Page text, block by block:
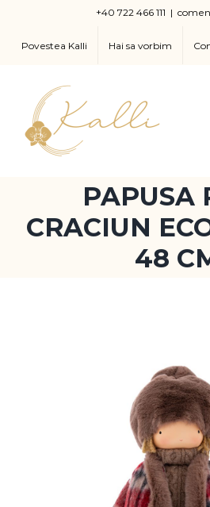
content
+40 722 466 111 |
Povestea Kalli Hai sa vorbim
PAPUSA
CRACIUN
48